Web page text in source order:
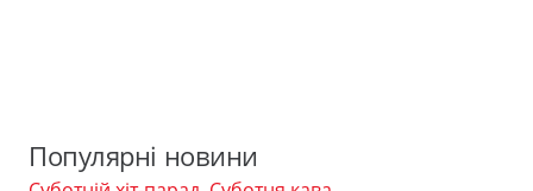
Популярні новини